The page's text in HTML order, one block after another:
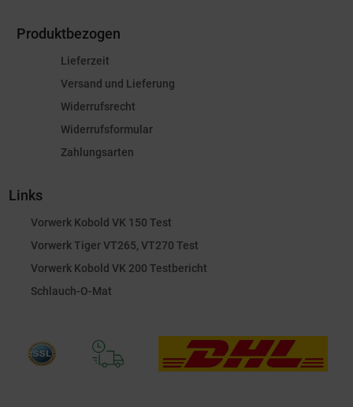
Produktbezogen
Lieferzeit
Versand und Lieferung
Widerrufsrecht
Widerrufsformular
Zahlungsarten
Links
Vorwerk Kobold VK 150 Test
Vorwerk Tiger VT265, VT270 Test
Vorwerk Kobold VK 200 Testbericht
Schlauch-O-Mat